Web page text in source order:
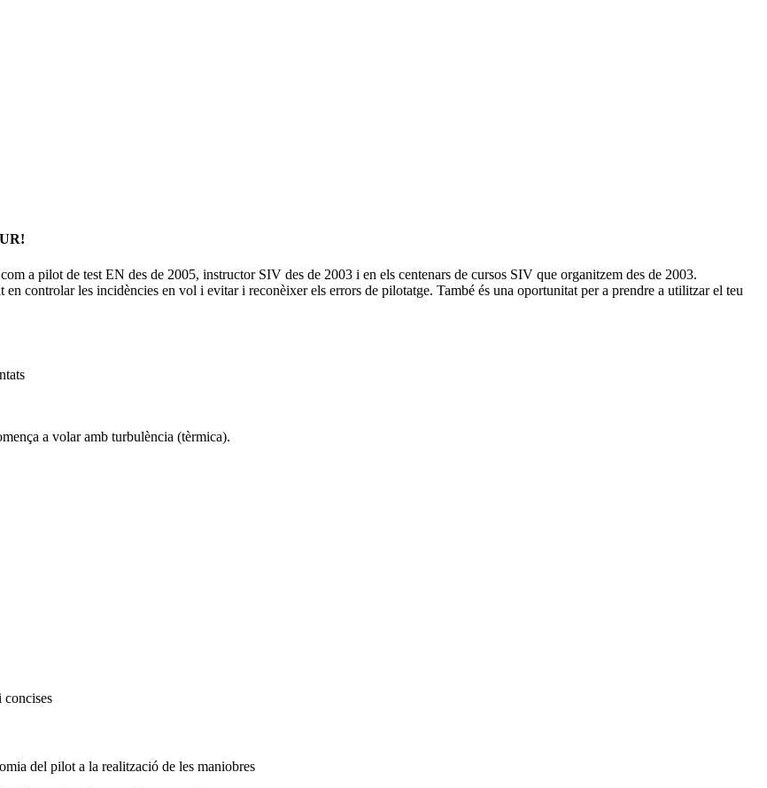
a pilot de test EN des de 2005, instructor SIV des de 2003 i en els centenars de cursos SIV que organitzem des de 2003.
en controlar les incidències en vol i evitar i reconèixer els errors de pilotatge. També és una oportunitat per a prendre a utilitzar el teu
a volar amb turbulència (tèrmica).
concises
del pilot a la realització de les maniobres